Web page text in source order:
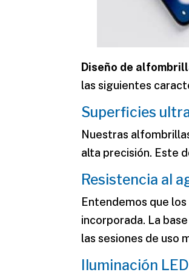
Diseño de
las siguientes
Superficies
Nuestras
alta precisión. Este
Resistencia al
Entendemos que
incorporada. La
las sesiones de uso
Iluminación